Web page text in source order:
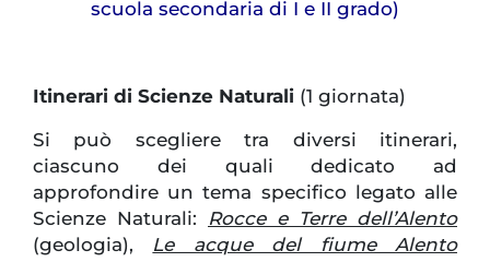
scuola secondaria di I e II grado)
Itinerari di Scienze Naturali (1 giornata)
Si può scegliere tra diversi itinerari,
ciascuno dei quali dedicato ad
approfondire un tema specifico legato alle
Scienze Naturali: Rocce e Terre dell’Alento
(geologia), Le acque del fiume Alento